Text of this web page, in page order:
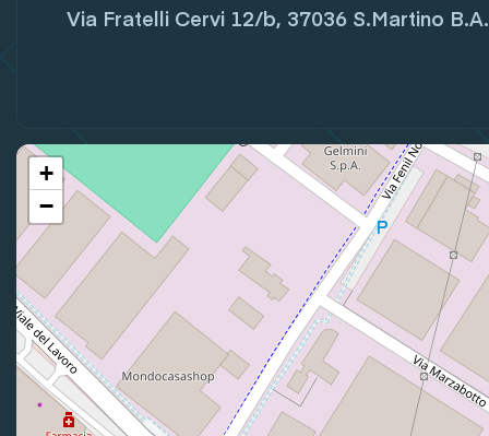
Via Fratelli Cervi 12/b, 37036 S.Martino B.A.
+
−